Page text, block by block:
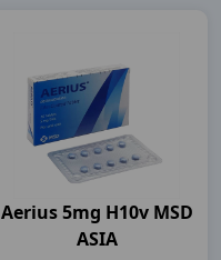
Aerius 5mg H10v MSD
ASIA